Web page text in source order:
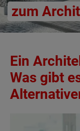
zum
Ein
Was gibt